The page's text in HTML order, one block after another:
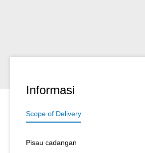
Informasi
Scope of Delivery
Pisau cadangan